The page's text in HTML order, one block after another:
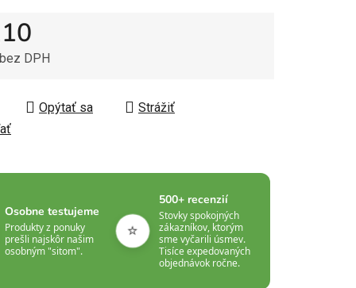
DPH
Opýtať sa
Strážiť
Osobne testujeme
Produkty z ponuky
prešli najskôr našim
osobným "sitom".
⭐
500+ recenzií
Stovky spokojných
zákazníkov, ktorým
sme vyčarili úsmev.
Tisíce expedovaných
objednávok ročne.